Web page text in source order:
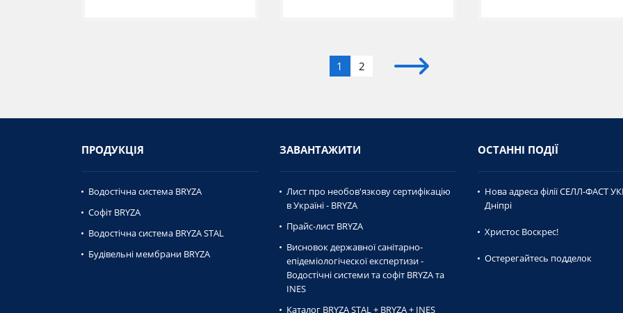
1 2
ПРОДУКЦІЯ
Водостічна система BRYZA
Софіт BRYZA
Водостічна система BRYZA STAL
Будівельні мембрани BRYZA
ЗАВАНТАЖИТИ
Лист про необов'язкову сертифікацію
в Україні - BRYZA
Прайс-лист BRYZA
Висновок державної caнiтaрно-
епiдемiологiческої експертизи -
Водостічні системи та софіт BRYZA та
INES
Каталог BRYZA STAL + BRYZA + INES
ОСТАННІ ПОДІЇ
Нова адреса філії СЕЛЛ-ФАСТ
Дніпрі
Христос Воскрес!
Остерегайтесь подделок